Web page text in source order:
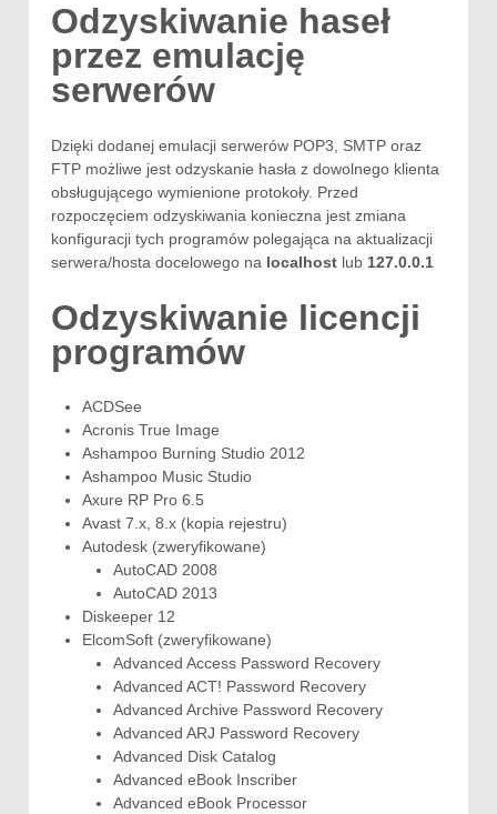
Odzyskiwanie haseł
przez emulację
serwerów
Dzięki dodanej emulacji serwerów POP3, SMTP oraz
FTP możliwe jest odzyskanie hasła z dowolnego klienta
obsługującego wymienione protokoły. Przed
rozpoczęciem odzyskiwania konieczna jest zmiana
konfiguracji tych programów polegająca na aktualizacji
serwera/hosta docelowego na localhost lub 127.0.0.1
Odzyskiwanie licencji
programów
ACDSee
Acronis True Image
Ashampoo Burning Studio 2012
Ashampoo Music Studio
Axure RP Pro 6.5
Avast 7.x, 8.x (kopia rejestru)
Autodesk (zweryfikowane)
AutoCAD 2008
AutoCAD 2013
Diskeeper 12
ElcomSoft (zweryfikowane)
Advanced Access Password Recovery
Advanced ACT! Password Recovery
Advanced Archive Password Recovery
Advanced ARJ Password Recovery
Advanced Disk Catalog
Advanced eBook Inscriber
Advanced eBook Processor